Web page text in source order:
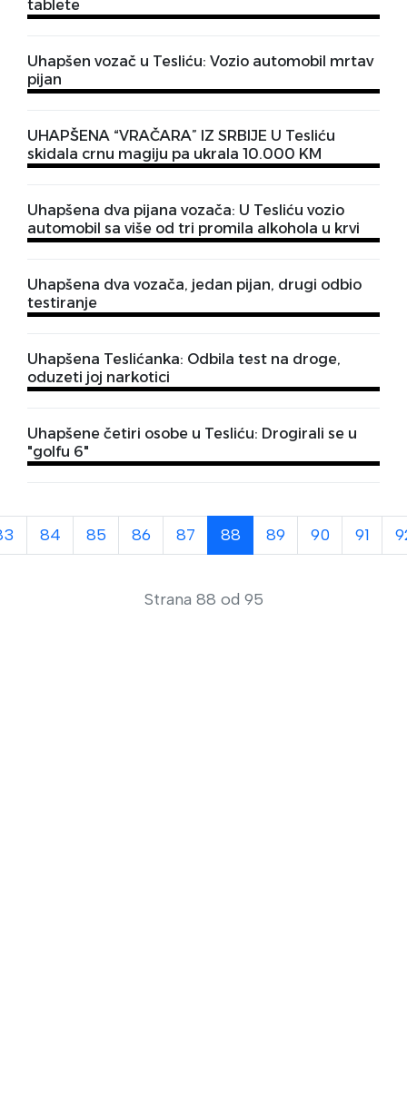
tablete
Uhapšen vozač u Tesliću: Vozio automobil mrtav
pijan
UHAPŠENA “VRAČARA” IZ SRBIJE U Tesliću
skidala crnu magiju pa ukrala 10.000 KM
Uhapšena dva pijana vozača: U Tesliću vozio
automobil sa više od tri promila alkohola u krvi
Uhapšena dva vozača, jedan pijan, drugi odbio
testiranje
Uhapšena Teslićanka: Odbila test na droge,
oduzeti joj narkotici
Uhapšene četiri osobe u Tesliću: Drogirali se u
"golfu 6"
84 85 86 87 88 89 90 91
Strana 88 od 95